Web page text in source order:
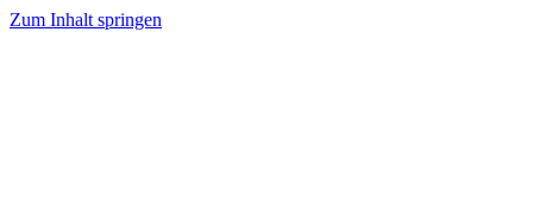
Zum Inhalt springen